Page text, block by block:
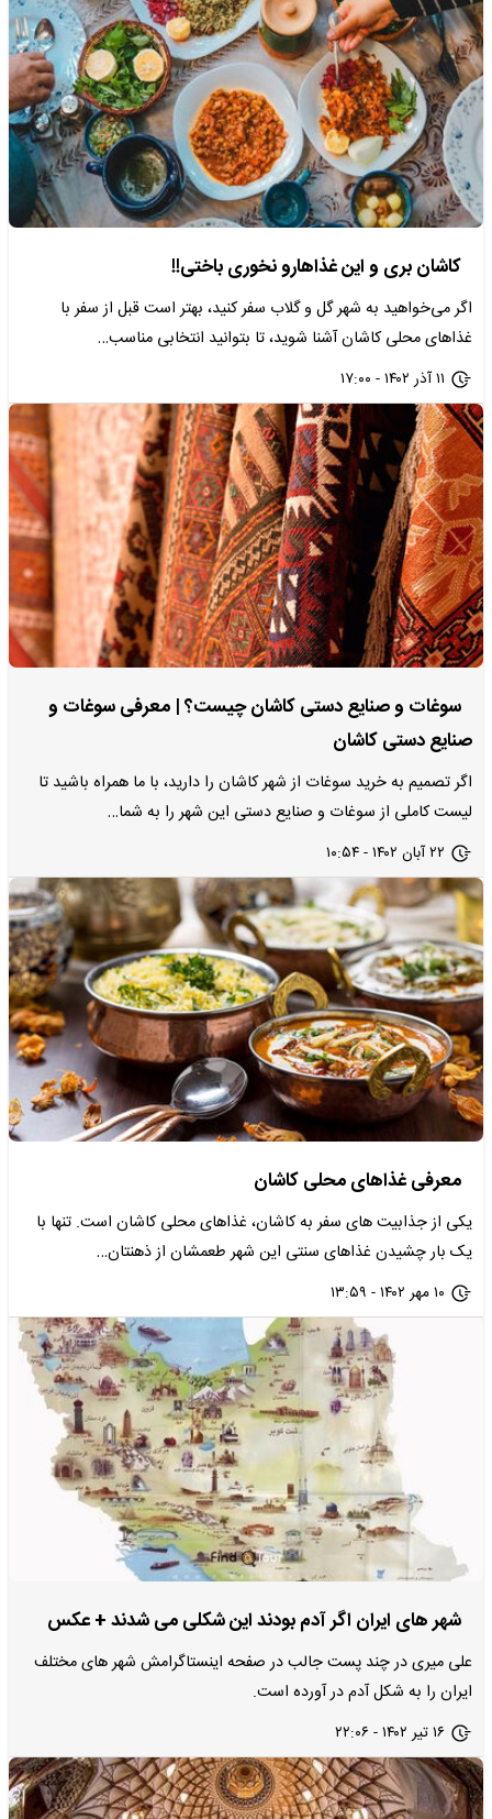
کاشان بری و این غذاهارو نخوری باختی!!
اگر می‌خواهید به شهر گل و گلاب سفر کنید، بهتر است قبل از سفر با
غذاهای محلی کاشان آشنا شوید، تا بتوانید انتخابی مناسب…
۱۱ آذر ۱۴۰۲ - ۱۷:۰۰
سوغات و صنایع‌ دستی کاشان چیست؟ | معرفی سوغات و
صنایع دستی کاشان
اگر تصمیم به خرید سوغات از شهر کاشان را دارید، با ما همراه باشید تا
لیست کاملی از سوغات و صنایع دستی این شهر را به شما…
۲۲ آبان ۱۴۰۲ - ۱۰:۵۴
معرفی غذاهای محلی کاشان‌
یکی از جذابیت های سفر به کاشان، غذاهای محلی کاشان است. تنها با
یک بار چشیدن غذاهای سنتی این شهر طعمشان از ذهنتان…
۱۰ مهر ۱۴۰۲ - ۱۳:۵۹
شهر های ایران اگر آدم بودند این شکلی می شدند + عکس
علی میری در چند پست جالب در صفحه اینستاگرامش شهر های مختلف
ایران را به شکل آدم در آورده است.
۱۶ تیر ۱۴۰۲ - ۲۲:۰۶